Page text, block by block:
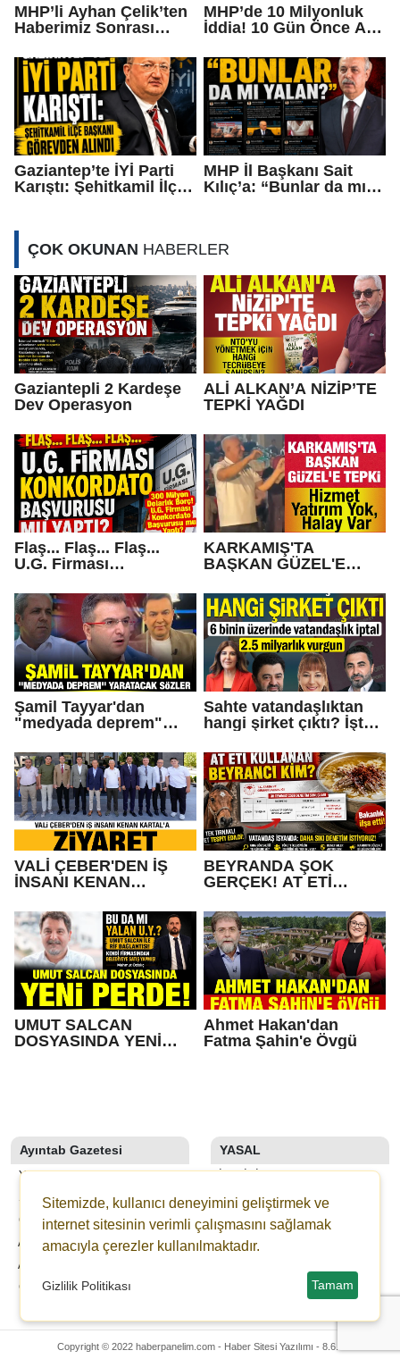
MHP’li Ayhan Çelik’ten
Haberimiz Sonrası
MHP’de 10 Milyonluk
İddia! 10 Gün Önce AK
Başkanı Oldu
Gaziantep’te İYİ Parti
Karıştı: Şehitkamil İlçe
MHP İl Başkanı Sait
Kılıç’a: “Bunlar da mı
ÇOK OKUNAN HABERLER
Gaziantepli 2 Kardeşe
Dev Operasyon
ALİ ALKAN’A NİZİP’TE
TEPKİ YAĞDI
Flaş... Flaş... Flaş...
U.G. Firması
mu yaptı?
KARKAMIŞ'TA
BAŞKAN GÜZEL'E
Yok, Halay Var
Şamil Tayyar'dan
"medyada deprem"
Sahte vatandaşlıktan
hangi şirket çıktı? İşte
Geçen Gaziantepli İş
İnsanları
VALİ ÇEBER'DEN İŞ
İNSANI KENAN
BEYRANDA ŞOK
GERÇEK! AT ETİ
KİM?
UMUT SALCAN
DOSYASINDA YENİ
Ahmet Hakan'dan
Fatma Şahin'e Övgü
Ayıntab Gazetesi
YAZARLAR
SON DAKİKA
GALERİLER
AYINTAB TV
ANKETLER
GAZETELER
YASAL
İLETIŞIM
KÜNYE
YAYIN İLKELERI
KURALLAR
KULLANICI SÖZLEŞMESI
Sitemizde, kullanıcı deneyimini geliştirmek ve
internet sitesinin verimli çalışmasını sağlamak
amacıyla çerezler kullanılmaktadır.
Gizlilik Politikası Tamam
Copyright © 2022 haberpanelim.com - Haber Sitesi Yazılımı - 8.6.0